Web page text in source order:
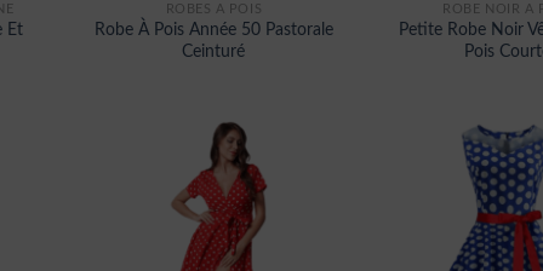
Et
ROBES À POIS
Robe À Pois Année 50 Pastorale
Ceinturé
ROBE NOIR A
Petite Robe Noir
Pois